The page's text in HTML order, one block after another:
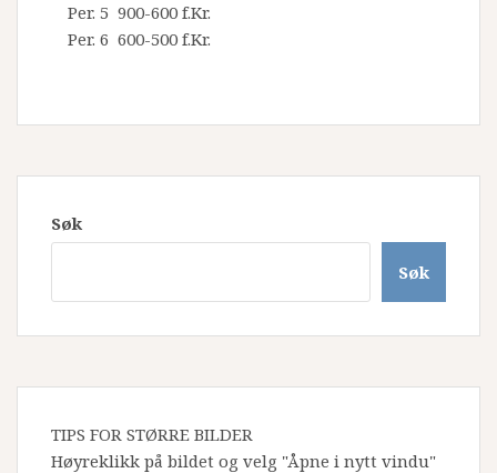
Per. 5 900-600 f.Kr.
Per. 6 600-500 f.Kr.
Søk
Søk
TIPS FOR STØRRE BILDER
Høyreklikk på bildet og velg "Åpne i nytt vindu"